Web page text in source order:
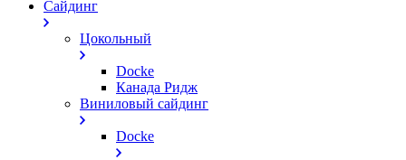
Сайдинг
Цокольный
Docke
Канада Ридж
Виниловый сайдинг
Docke